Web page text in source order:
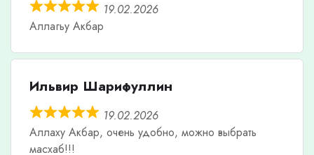
19.02.2026
Аллагьу Акбар
Ильвир Шарифуллин
19.02.2026
Аллаху Акбар, очень удобно, можно выбрать
масхаб!!!